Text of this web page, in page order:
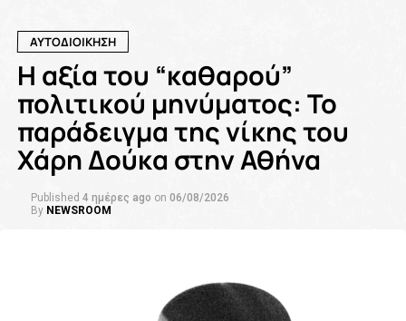
ΑΥΤΟΔΙΟΙΚΗΣΗ
Η αξία του “καθαρού”
πολιτικού μηνύματος: Το
παράδειγμα της νίκης του
Χάρη Δούκα στην Αθήνα
Published 4 ημέρες ago on 06/08/2026
By NEWSROOM